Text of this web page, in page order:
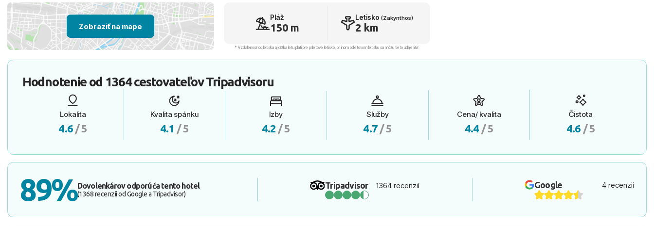
Zobraziť na mape
Pláž
150 m
Letisko(Zakynthos)
2 km
* Vzdialenosť od letiska aj dľžka letu platí pre príletové letisko, pri inom odletovom letisku sa môžu tieto údaje líšiť.
Hodnotenie od 1364 cestovateľovTripadvisoru
Lokalita
4.6 / 5
Kvalita spánku
4.1 / 5
Izby
4.2 / 5
Služby
4.7 / 5
Cena/ kvalita
4.4 / 5
Čistota
4.6 / 5
89%Dovolenkárov odporúča tento hotel
(1368 recenzií od Google a Tripadvisor)
Tripadvisor 1364 recenzií Google 4 recenzií